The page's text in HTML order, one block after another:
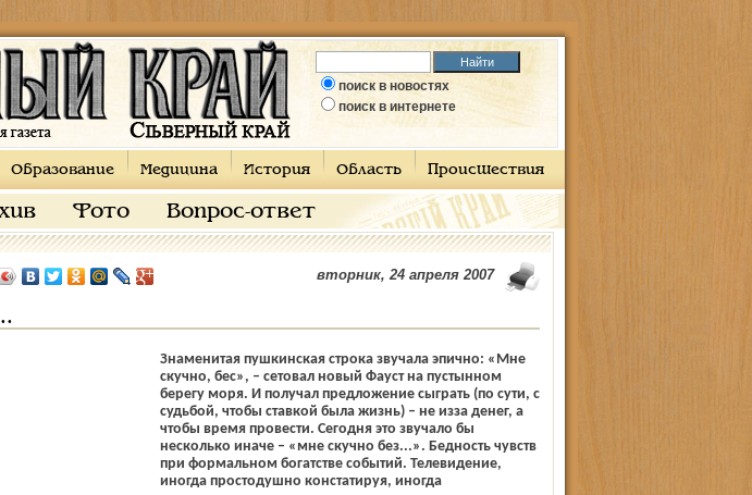
поиск в новостях
поиск в интернете
Образование Медицина История Область Происшествия
Фото Вопрос-ответ
вторник, 24 апреля 2007
Знаменитая пушкинская строка звучала эпично: «Мне
скучно, бес», – сетовал новый Фауст на пустынном
берегу моря. И получал предложение сыграть (по сути, с
судьбой, чтобы ставкой была жизнь) – не из­за денег, а
чтобы время провести. Сегодня это звучало бы
несколько иначе – «мне скучно без...». Бедность чувств
при формальном богатстве событий. Телевидение,
иногда простодушно констатируя, иногда